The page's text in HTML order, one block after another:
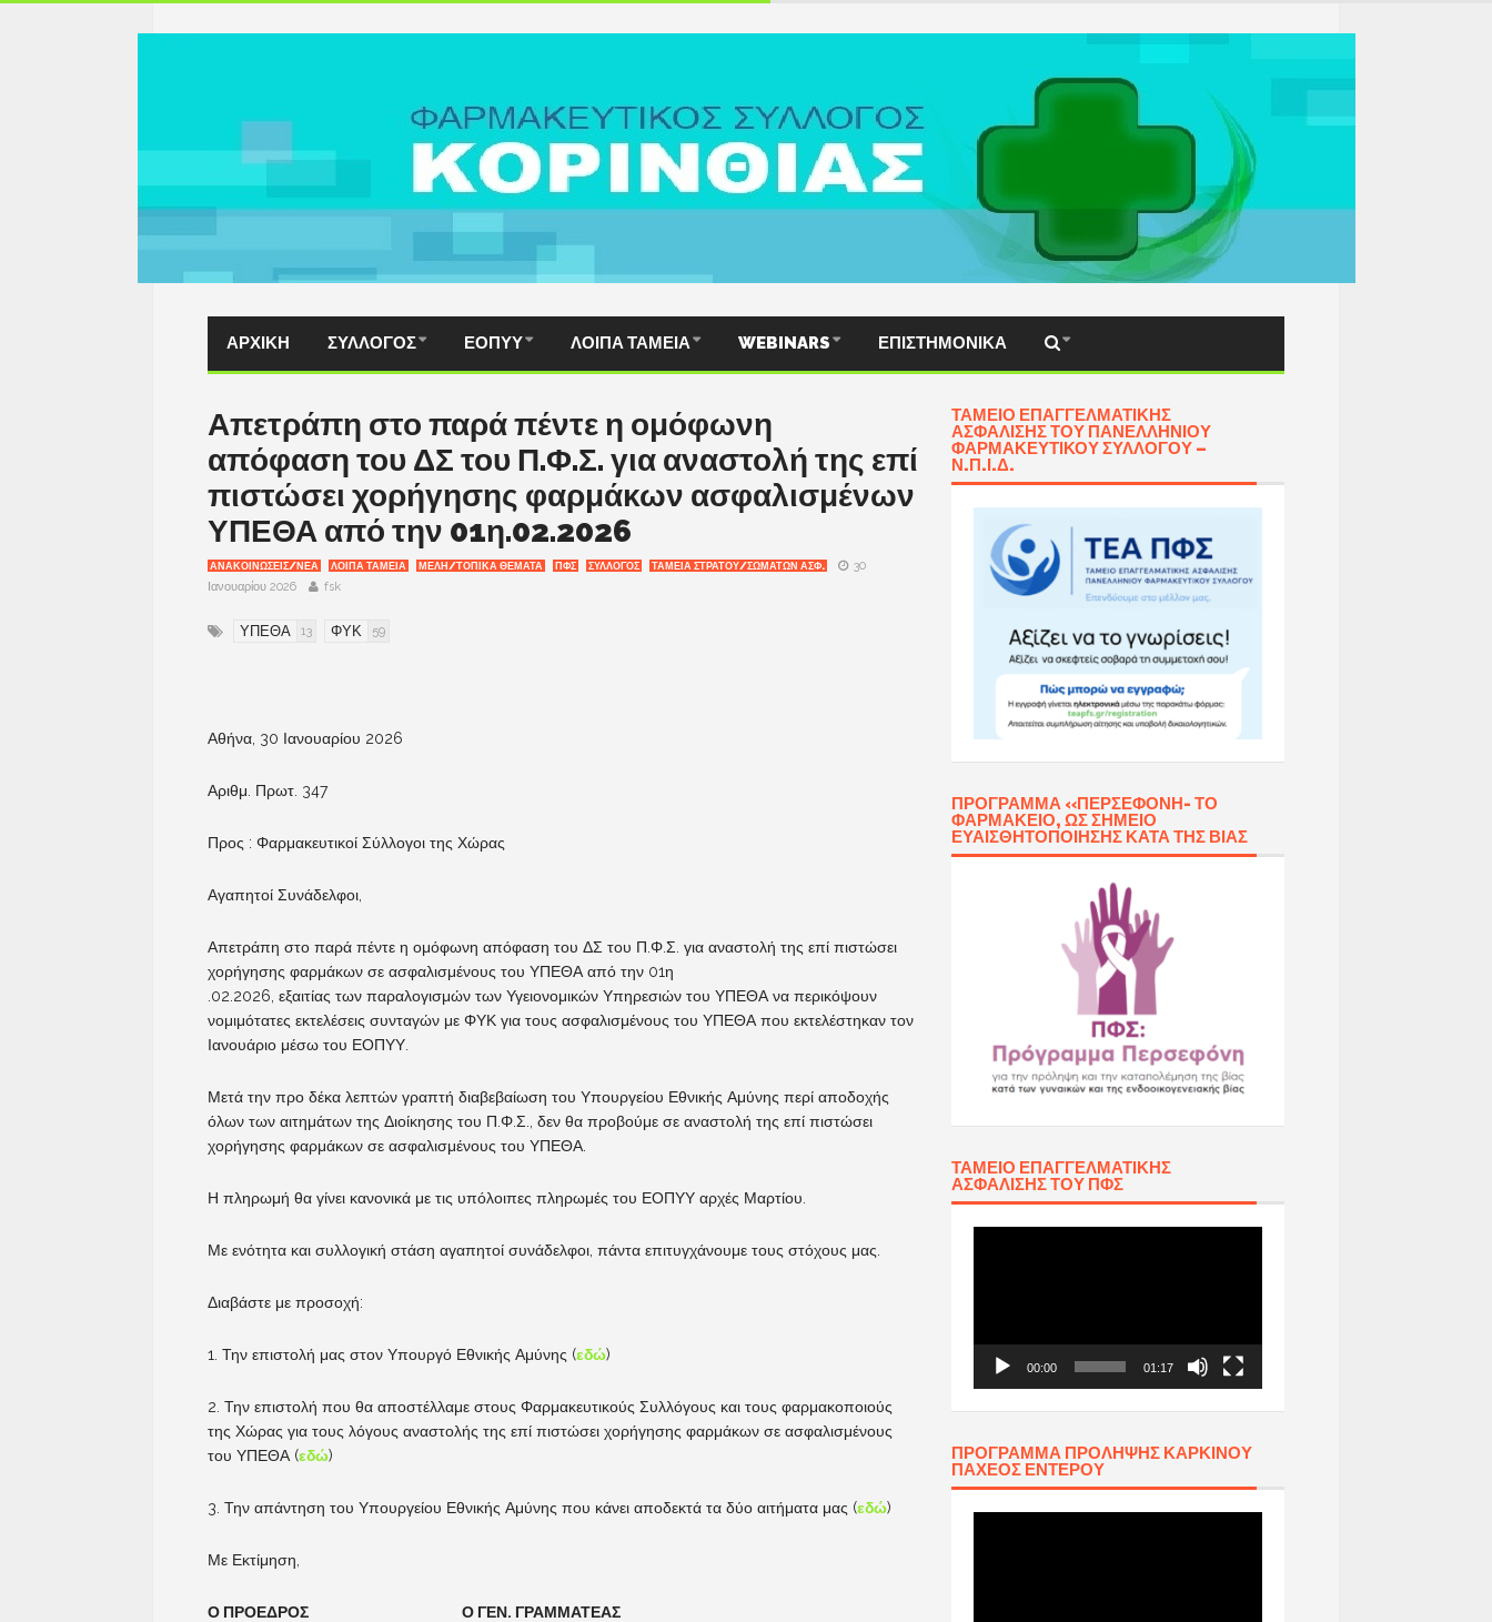
ΑΡΧΙΚΗ ΣΥΛΛΟΓΟΣ ΕΟΠΥΥ ΛΟΙΠΆ ΤΑΜΕΊΑ WEBINARS ΕΠΙΣΤΗΜΟΝΙΚΆ
Απετράπη στο παρά πέντε η ομόφωνη
απόφαση του ΔΣ του Π.Φ.Σ. για αναστολή της επί
πιστώσει χορήγησης φαρμάκων ασφαλισμένων
ΥΠΕΘΑ από την 01η.02.2026
ΑΝΑΚΟΙΝΩΣΕΙΣ/ΝΕΑ ΛΟΙΠΆ ΤΑΜΕΊΑ ΜΕΛΗ/ΤΟΠΙΚΑ ΘΕΜΑΤΑ ΠΦΣ ΣΥΛΛΟΓΟΣ ΤΑΜΕΙΑ ΣΤΡΑΤΟΥ/ΣΩΜΑΤΩΝ ΑΣΦ.
30
Ιανουαρίου 2026
fsk
ΥΠΕΘΑ 13 ΦΥΚ 59
Αθήνα, 30 Ιανουαρίου 2026
Αριθμ. Πρωτ. 347
Προς : Φαρμακευτικοί Σύλλογοι της Χώρας
Αγαπητοί Συνάδελφοι,
Απετράπη στο παρά πέντε η ομόφωνη απόφαση του ΔΣ του Π.Φ.Σ. για αναστολή της επί πιστώσει
χορήγησης φαρμάκων σε ασφαλισμένους του ΥΠΕΘΑ από την 01η
.02.2026, εξαιτίας των παραλογισμών των Υγειονομικών Υπηρεσιών του ΥΠΕΘΑ να περικόψουν
νομιμότατες εκτελέσεις συνταγών με ΦΥΚ για τους ασφαλισμένους του ΥΠΕΘΑ που εκτελέστηκαν τον
Ιανουάριο μέσω του ΕΟΠΥΥ.
Μετά την προ δέκα λεπτών γραπτή διαβεβαίωση του Υπουργείου Εθνικής Αμύνης περί αποδοχής
όλων των αιτημάτων της Διοίκησης του Π.Φ.Σ., δεν θα προβούμε σε αναστολή της επί πιστώσει
χορήγησης φαρμάκων σε ασφαλισμένους του ΥΠΕΘΑ.
Η πληρωμή θα γίνει κανονικά με τις υπόλοιπες πληρωμές του ΕΟΠΥΥ αρχές Μαρτίου.
Με ενότητα και συλλογική στάση αγαπητοί συνάδελφοι, πάντα επιτυγχάνουμε τους στόχους μας.
Διαβάστε με προσοχή:
1. Την επιστολή μας στον Υπουργό Εθνικής Αμύνης (εδώ)
2. Την επιστολή που θα αποστέλλαμε στους Φαρμακευτικούς Συλλόγους και τους φαρμακοποιούς
της Χώρας για τους λόγους αναστολής της επί πιστώσει χορήγησης φαρμάκων σε ασφαλισμένους
του ΥΠΕΘΑ (εδώ)
3. Την απάντηση του Υπουργείου Εθνικής Αμύνης που κάνει αποδεκτά τα δύο αιτήματα μας (εδώ)
Με Εκτίμηση,
Ο ΠΡΟΕΔΡΟΣ Ο ΓΕΝ. ΓΡΑΜΜΑΤΕΑΣ
ΤΑΜΕΊΟ ΕΠΑΓΓΕΛΜΑΤΙΚΉΣ
ΑΣΦΆΛΙΣΗΣ ΤΟΥ ΠΑΝΕΛΛΗΝΊΟΥ
ΦΑΡΜΑΚΕΥΤΙΚΟΎ ΣΥΛΛΌΓΟΥ –
Ν.Π.Ι.Δ.
ΠΡΌΓΡΑΜΜΑ «ΠΕΡΣΕΦΌΝΗ- ΤΟ
ΦΑΡΜΑΚΕΊΟ, ΩΣ ΣΗΜΕΊΟ
ΕΥΑΙΣΘΗΤΟΠΟΊΗΣΗΣ ΚΑΤΆ ΤΗΣ ΒΊΑΣ
ΤΑΜΕΊΟ ΕΠΑΓΓΕΛΜΑΤΙΚΉΣ
ΑΣΦΆΛΙΣΗΣ ΤΟΥ ΠΦΣ
00:00 01:17
ΠΡΟΓΡΑΜΜΑ ΠΡΟΛΗΨΗΣ ΚΑΡΚΙΝΟΥ
ΠΑΧΕΟΣ ΕΝΤΕΡΟΥ